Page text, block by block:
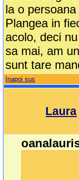
la o
Plangea in
acolo, deci
sa mai, am
sunt tare
Inapoi sus
Laura